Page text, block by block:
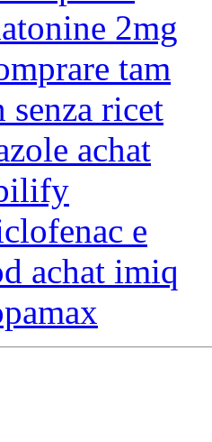
2mg
tam
senza ricet
achat
e
achat imiq